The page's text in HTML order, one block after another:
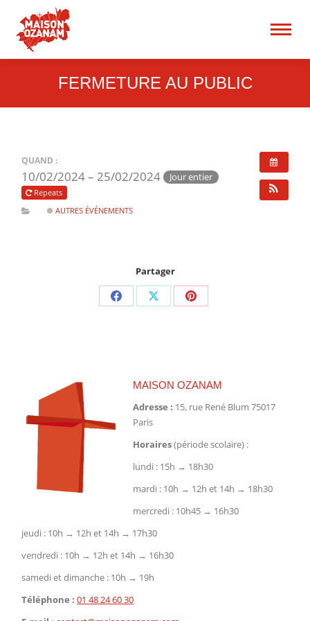
FERMETURE AU PUBLIC
QUAND :
10/02/2024 – 25/02/2024 Jour entier
Repeats
AUTRES ÉVÉNEMENTS
Partager
PartagerPartagerPartager
MAISON OZANAM
Adresse : 15, rue René Blum 75017
Paris
Horaires(période scolaire) :
lundi : 15h → 18h30
mardi : 10h → 12h et 14h → 18h30
mercredi : 10h45 → 16h30
jeudi : 10h → 12h et 14h → 17h30
vendredi : 10h → 12h et 14h → 16h30
samedi et dimanche : 10h → 19h
Téléphone : 01 48 24 60 30